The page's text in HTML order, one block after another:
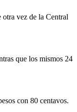
vez de la Central
que los mismos 24
con 80 centavos.